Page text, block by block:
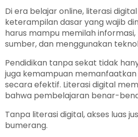
Di era belajar online, literasi
keterampilan dasar yang wajib
harus mampu memilah
sumber, dan menggunakan
Pendidikan tanpa sekat tidak
juga kemampuan
secara efektif. Literasi digital
bahwa pembelajaran benar-
Tanpa literasi digital, akses luas
bumerang.